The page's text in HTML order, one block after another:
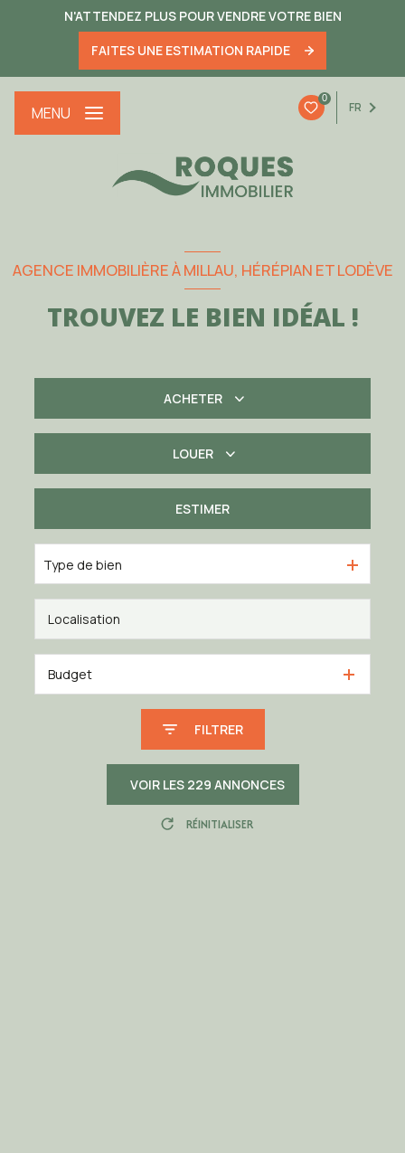
N'ATTENDEZ PLUS POUR VENDRE VOTRE BIEN
FAITES UNE ESTIMATION RAPIDE
0
FR
MENU
AGENCE IMMOBILIÈRE À MILLAU, HÉRÉPIAN ET LODÈVE
TROUVEZ LE BIEN IDÉAL !
ACHETER
De l'immo pro
LOUER
ESTIMER
Type de bien
Budget
FILTRER
VOIR LES 229 ANNONCES
RÉINITIALISER